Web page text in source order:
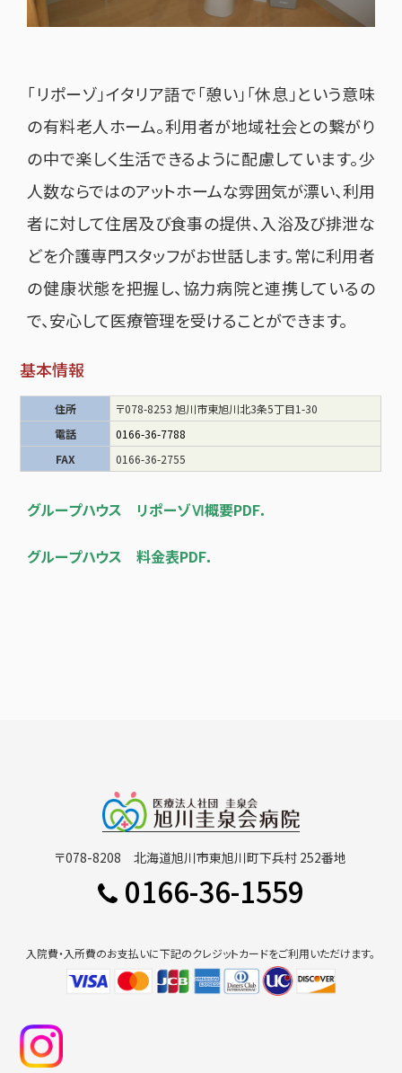
「リポーゾ」イタリア語で「憩い」「休息」という意味
の有料老人ホーム。利用者が地域社会との繋がり
の中で楽しく生活できるように配慮しています。少
人数ならではのアットホームな雰囲気が漂い、利用
者に対して住居及び食事の提供、入浴及び排泄な
どを介護専門スタッフがお世話します。常に利用者
の健康状態を把握し、協力病院と連携しているの
で、安心して医療管理を受けることができます。
基本情報
住所
〒078-8253 旭川市東旭川北3条5丁目1-30
電話
0166-36-7788
FAX
0166-36-2755
グループハウス リポーゾⅥ概要PDF．
グループハウス 料金表PDF．
〒078-8208 北海道旭川市東旭川町下兵村 252番地
0166-36-1559
入院費・入所費のお支払いに下記のクレジットカードをご利用いただけます。